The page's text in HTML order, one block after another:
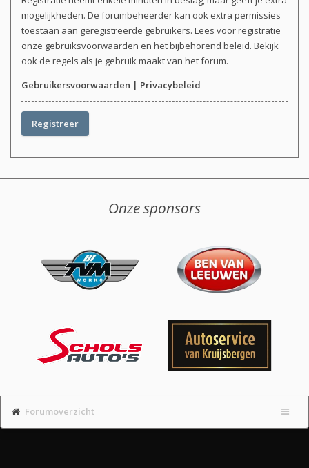
mogelijkheden. De forumbeheerder kan ook extra permissies
toestaan aan geregistreerde gebruikers. Lees voor registratie
onze gebruiksvoorwaarden en het bijbehorend beleid. Bekijk
ook de regels als je gebruik maakt van het forum.
Gebruikersvoorwaarden | Privacybeleid
Registreer
Onze sponsors
Forumoverzicht